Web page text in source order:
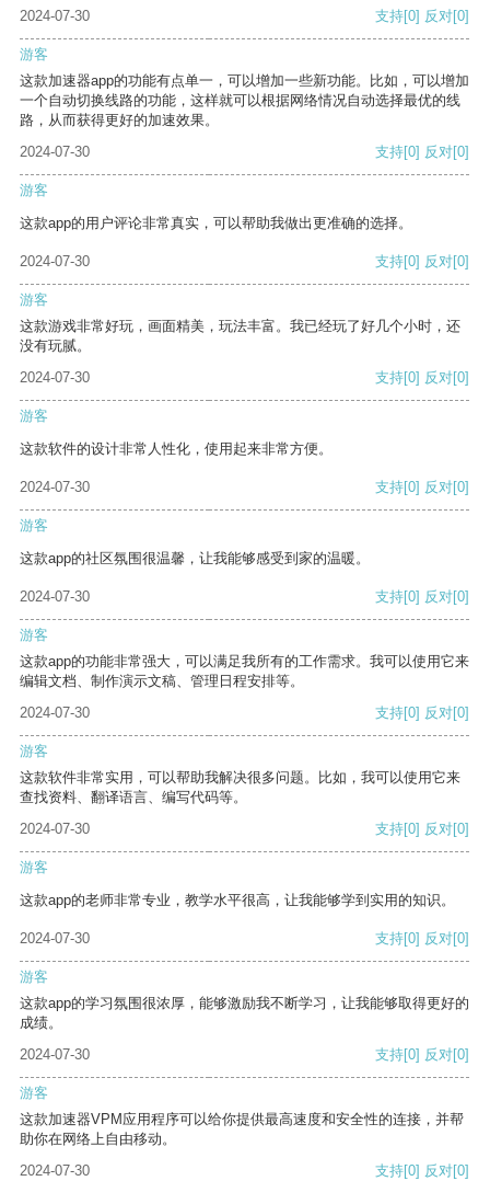
2024-07-30 支持[0] 反对[0]
游客
这款加速器app的功能有点单一，可以增加一些新功能。比如，可以增加
一个自动切换线路的功能，这样就可以根据网络情况自动选择最优的线
路，从而获得更好的加速效果。
2024-07-30
支持[0] 反对[0]
游客
这款app的用户评论非常真实，可以帮助我做出更准确的选择。
2024-07-30 支持[0] 反对[0]
游客
这款游戏非常好玩，画面精美，玩法丰富。我已经玩了好几个小时，还
没有玩腻。
2024-07-30
支持[0] 反对[0]
游客
这款软件的设计非常人性化，使用起来非常方便。
2024-07-30 支持[0] 反对[0]
游客
这款app的社区氛围很温馨，让我能够感受到家的温暖。
2024-07-30 支持[0] 反对[0]
游客
这款app的功能非常强大，可以满足我所有的工作需求。我可以使用它来
编辑文档、制作演示文稿、管理日程安排等。
2024-07-30
支持[0] 反对[0]
游客
这款软件非常实用，可以帮助我解决很多问题。比如，我可以使用它来
查找资料、翻译语言、编写代码等。
2024-07-30
支持[0] 反对[0]
游客
这款app的老师非常专业，教学水平很高，让我能够学到实用的知识。
2024-07-30 支持[0] 反对[0]
游客
这款app的学习氛围很浓厚，能够激励我不断学习，让我能够取得更好的
成绩。
2024-07-30
支持[0] 反对[0]
游客
这款加速器VPM应用程序可以给你提供最高速度和安全性的连接，并帮
助你在网络上自由移动。
2024-07-30
支持[0] 反对[0]